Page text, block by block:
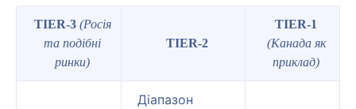
TIER-3 (Росія
та подібні
ринки)
TIER-2
TIER-1
(Канада як
приклад)
Діапазон